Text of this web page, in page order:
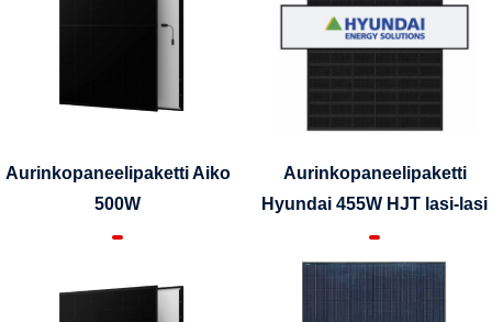
Aurinkopaneelipaketti Aiko
500W
Aurinkopaneelipaketti
Hyundai 455W HJT lasi-lasi